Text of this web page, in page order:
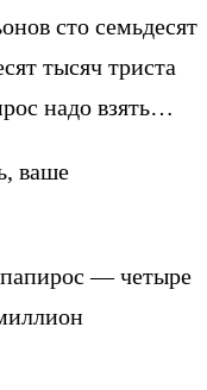
сто семьдесят
тысяч триста
надо взять…
ваше
— четыре